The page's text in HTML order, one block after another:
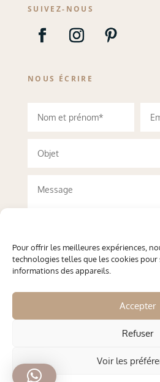
Pour offrir les meilleures expériences,
technologies telles que les cookies
informations des appareils.
Accepter
Refuser
Voir les
SUIVEZ-NOUS
NOUS ÉCRIRE
Copyright © 2026 comptoir-explorateurs.com